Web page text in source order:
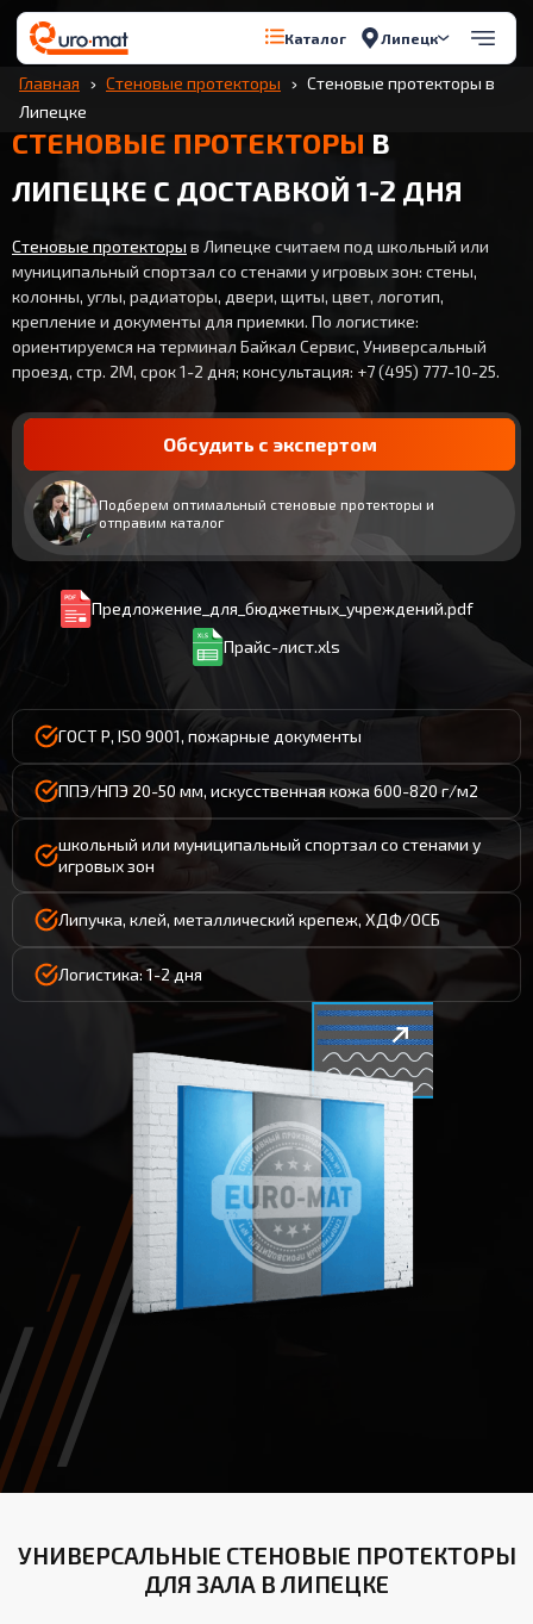
Каталог Липецк
Главная Стеновые протекторы
Стеновые протекторы в
Липецке
СТЕНОВЫЕ ПРОТЕКТОРЫ В
ЛИПЕЦКЕ С ДОСТАВКОЙ 1-2 ДНЯ
Стеновые протекторы в Липецке считаем под школьный или
муниципальный спортзал со стенами у игровых зон: стены,
колонны, углы, радиаторы, двери, щиты, цвет, логотип,
крепление и документы для приемки. По логистике:
ориентируемся на терминал Байкал Сервис, Универсальный
проезд, стр. 2М, срок 1-2 дня; консультация: +7 (495) 777-10-25.
Обсудить с экспертом
Подберем оптимальный стеновые протекторы и
отправим каталог
Предложение_для_бюджетных_учреждений.pdf
Прайс-лист.xls
ГОСТ Р, ISO 9001, пожарные документы
ППЭ/НПЭ 20-50 мм, искусственная кожа 600-820 г/м2
школьный или муниципальный спортзал со стенами у
игровых зон
Липучка, клей, металлический крепеж, ХДФ/ОСБ
Логистика: 1-2 дня
УНИВЕРСАЛЬНЫЕ СТЕНОВЫЕ ПРОТЕКТОРЫ
ДЛЯ ЗАЛА В ЛИПЕЦКЕ